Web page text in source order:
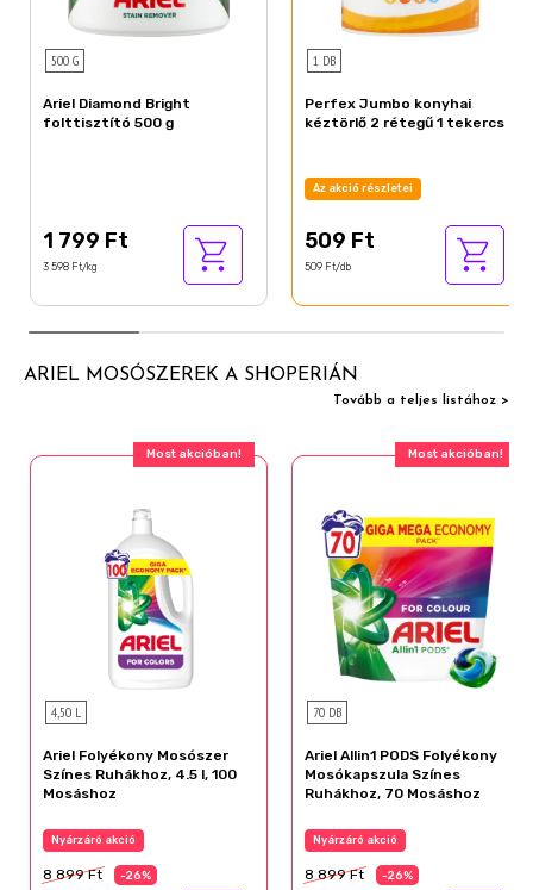
500 G
Ariel Diamond Bright
folttisztító 500 g
1 799 Ft
3 598 Ft/kg
1 DB
Perfex Jumbo konyhai
kéztörlő 2 rétegű 1 tekercs
Az akció részletei
509 Ft
509 Ft/db
ARIEL MOSÓSZEREK A SHOPERIÁN
Tovább a teljes listához >
Most akcióban!
4,50 L
Ariel Folyékony Mosószer
Színes Ruhákhoz, 4.5 l, 100
Mosáshoz
Nyárzáró akció
8 899 Ft -26%
Most akcióban!
70 DB
Ariel Allin1 PODS Folyékony
Mosókapszula Színes
Ruhákhoz, 70 Mosáshoz
Nyárzáró akció
8 899 Ft -26%